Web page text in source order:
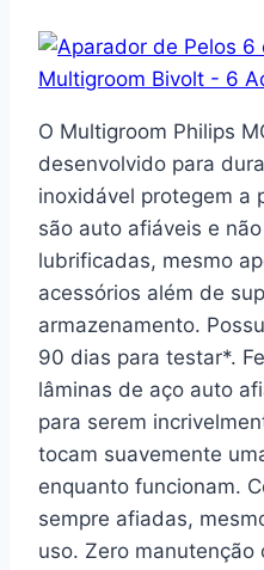
O Multigroom Philips
desenvolvido para
inoxidável protegem a
são auto afiáveis e
lubrificadas, mesmo
acessórios além de
armazenamento.
90 dias para testar*.
lâminas de aço auto
para serem
tocam suavemente
enquanto funcionam.
sempre afiadas,
uso. Zero manutenção